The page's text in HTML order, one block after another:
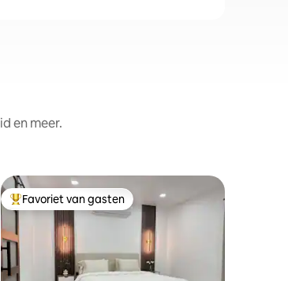
en meer.
Topfavoriet van gasten
Favoriet van gasten